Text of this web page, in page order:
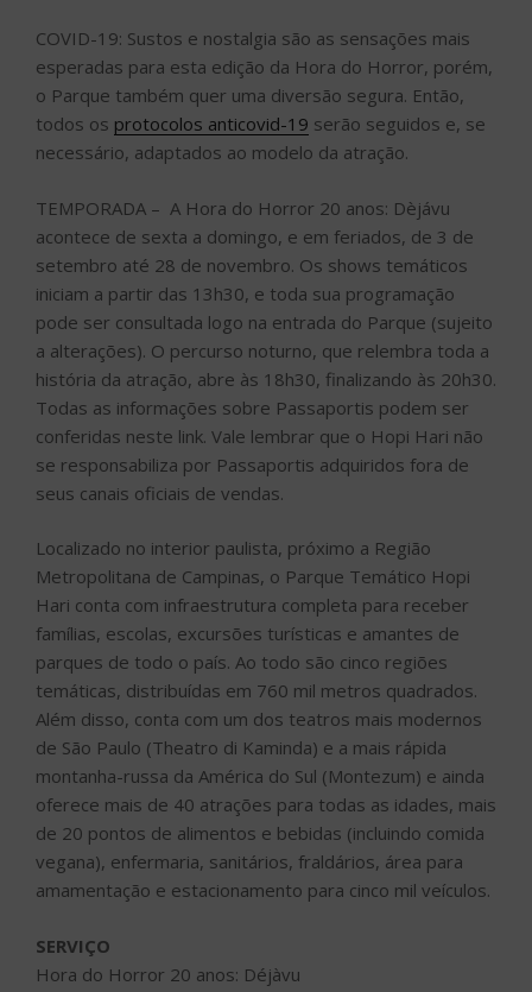
COVID-19: Sustos e nostalgia são as sensações mais
esperadas para esta edição da Hora do Horror, porém,
o Parque também quer uma diversão segura. Então,
todos os protocolos anticovid-19 serão seguidos e, se
necessário, adaptados ao modelo da atração.
TEMPORADA – A Hora do Horror 20 anos: Dèjávu
acontece de sexta a domingo, e em feriados, de 3 de
setembro até 28 de novembro. Os shows temáticos
iniciam a partir das 13h30, e toda sua programação
pode ser consultada logo na entrada do Parque (sujeito
a alterações). O percurso noturno, que relembra toda a
história da atração, abre às 18h30, finalizando às 20h30.
Todas as informações sobre Passaportis podem ser
conferidas neste link. Vale lembrar que o Hopi Hari não
se responsabiliza por Passaportis adquiridos fora de
seus canais oficiais de vendas.
Localizado no interior paulista, próximo a Região
Metropolitana de Campinas, o Parque Temático Hopi
Hari conta com infraestrutura completa para receber
famílias, escolas, excursões turísticas e amantes de
parques de todo o país. Ao todo são cinco regiões
temáticas, distribuídas em 760 mil metros quadrados.
Além disso, conta com um dos teatros mais modernos
de São Paulo (Theatro di Kaminda) e a mais rápida
montanha-russa da América do Sul (Montezum) e ainda
oferece mais de 40 atrações para todas as idades, mais
de 20 pontos de alimentos e bebidas (incluindo comida
vegana), enfermaria, sanitários, fraldários, área para
amamentação e estacionamento para cinco mil veículos.
SERVIÇO
Hora do Horror 20 anos: Déjàvu